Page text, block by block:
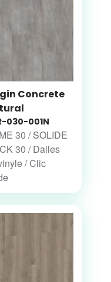
Concrete
030-001N
30 / SOLIDE
30 / Dalles
/ Clic